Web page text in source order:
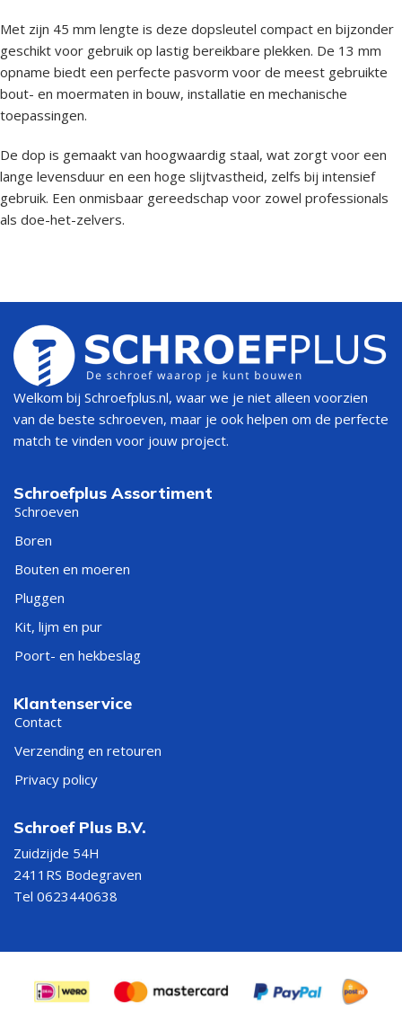
Met zijn 45 mm lengte is deze dopsleutel compact en bijzonder
geschikt voor gebruik op lastig bereikbare plekken. De 13 mm
opname biedt een perfecte pasvorm voor de meest gebruikte
bout- en moermaten in bouw, installatie en mechanische
toepassingen.
De dop is gemaakt van hoogwaardig staal, wat zorgt voor een
lange levensduur en een hoge slijtvastheid, zelfs bij intensief
gebruik. Een onmisbaar gereedschap voor zowel professionals
als doe-het-zelvers.
Welkom bij Schroefplus.nl, waar we je niet alleen voorzien
van de beste schroeven, maar je ook helpen om de perfecte
match te vinden voor jouw project.
Schroefplus Assortiment
Schroeven
Boren
Bouten en moeren
Pluggen
Kit, lijm en pur
Poort- en hekbeslag
Klantenservice
Contact
Verzending en retouren
Privacy policy
Schroef Plus B.V.
Zuidzijde 54H
2411RS Bodegraven
Tel 0623440638